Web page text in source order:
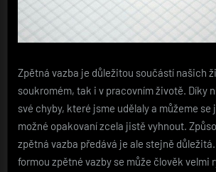
Zpětná vazba je důležitou součástí našich
soukromém, tak i v pracovním životě. Díky
své chyby, které jsme udělaly a můžeme se
možné opakovaní zcela jistě vyhnout.
zpětná vazba předává je ale stejně
formou zpětné vazby se může člověk velmi